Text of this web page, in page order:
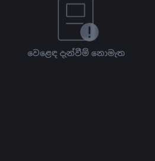
වෙළෙඳ දැන්වීම් නොමැත